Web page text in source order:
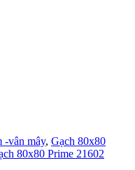
-vân mây, Gạch 80x80
80x80 Prime 21602